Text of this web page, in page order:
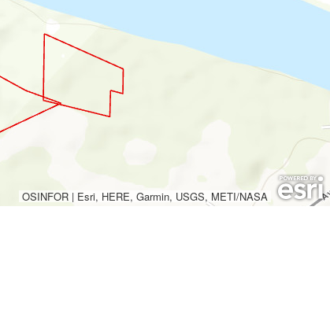
OSINFOR | Esri, HERE, Garmin, USGS, METI/NASA